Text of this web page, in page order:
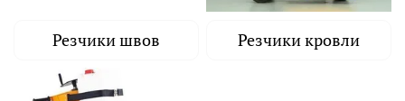
Резчики швов Резчики кровли